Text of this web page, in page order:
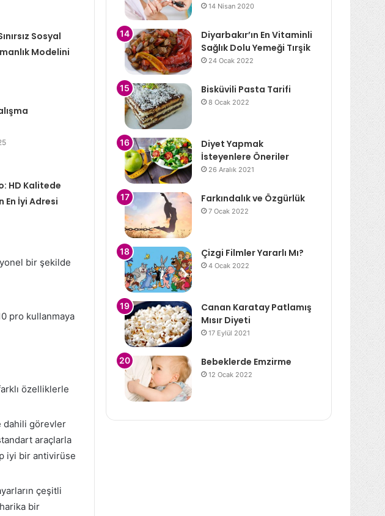
Sosyal
Modelini
HD Kalitede
En İyi Adresi
bir şekilde
pro kullanmaya
özelliklerle
dahili görevler
araçlarla
iyi bir antivirüse
çeşitli
bir
14 Nisan 2020
Diyarbakır’ın En Vitaminli
Sağlık Dolu Yemeği Tırşik
24 Ocak 2022
Bisküvili Pasta Tarifi
8 Ocak 2022
Diyet Yapmak
İsteyenlere Öneriler
26 Aralık 2021
Farkındalık ve Özgürlük
7 Ocak 2022
Çizgi Filmler Yararlı Mı?
4 Ocak 2022
Canan Karatay Patlamış
Mısır Diyeti
17 Eylül 2021
Bebeklerde Emzirme
12 Ocak 2022